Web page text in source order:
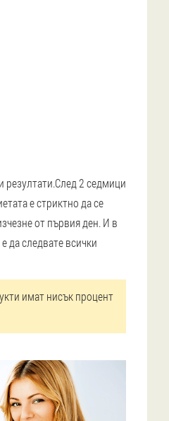
След 2 седмици
е стриктно да се
от първия ден. И в
да следвате всички
имат нисък процент